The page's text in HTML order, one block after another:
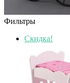
Фильтры
Скидка!